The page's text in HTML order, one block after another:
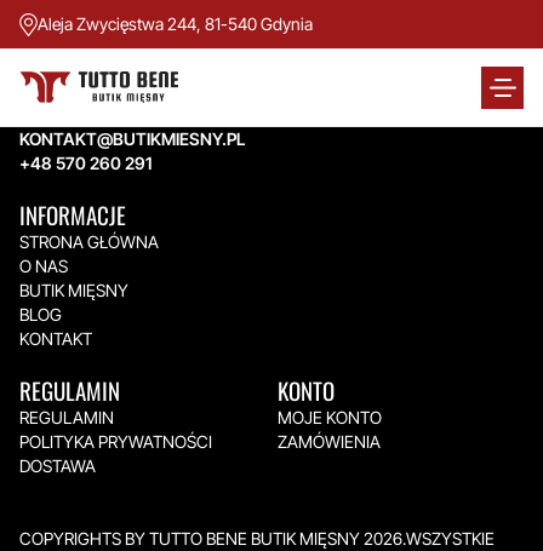
Aleja Zwycięstwa 244, 81-540 Gdynia
TUTTO BENE BUTIK MIĘSNY
Aleja Zwycięstwa 244,
KONTAKT@BUTIKMIESNY.PL
+48 570 260 291
INFORMACJE
STRONA GŁÓWNA
O NAS
BUTIK MIĘSNY
BLOG
KONTAKT
REGULAMIN
REGULAMIN
POLITYKA PRYWATNOŚCI
DOSTAWA
KONTO
MOJE KONTO
ZAMÓWIENIA
COPYRIGHTS BY TUTTO BENE BUTIK MIĘSNY 2026.WSZYSTKIE